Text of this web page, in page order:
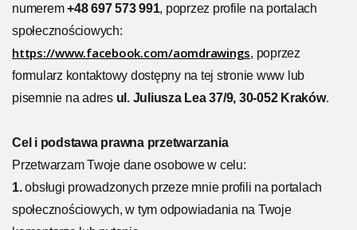
numerem+48 697 573 991, poprzez profile na portalach
społecznościowych:
https://www.facebook.com/aomdrawings, poprzez
formularz kontaktowy dostępny na tej stronie www lub
pisemnie na adres ul. Juliusza Lea 37/9, 30-052 Kraków.
Cel i podstawa prawna przetwarzania
Przetwarzam Twoje dane osobowe w celu:
1.obsługi prowadzonych przeze mnie profili na portalach
społecznościowych, w tym odpowiadania na Twoje